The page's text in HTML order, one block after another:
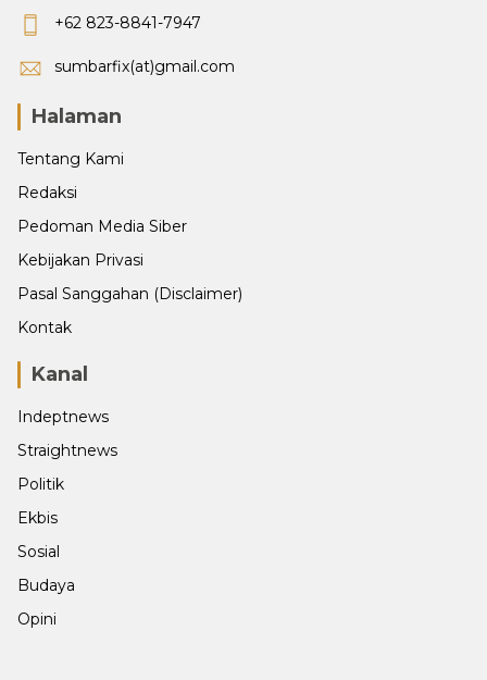
+62 823-8841-7947
sumbarfix(at)gmail.com
Halaman
Tentang Kami
Redaksi
Pedoman Media Siber
Kebijakan Privasi
Pasal Sanggahan (Disclaimer)
Kontak
Kanal
Indeptnews
Straightnews
Politik
Ekbis
Sosial
Budaya
Opini